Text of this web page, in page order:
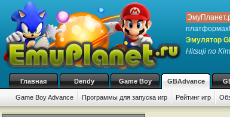
платформах!
Эмулятор
Hitsuji no
Главная Dendy Game Boy GBAdvance
Game Boy Advance Программы для запуска игр Рейтинг игр